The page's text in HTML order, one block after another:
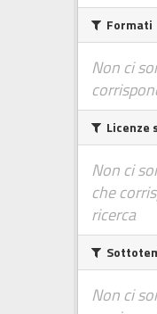
Formati
Non ci
Licenze
Non ci
che
ricerca
Non ci